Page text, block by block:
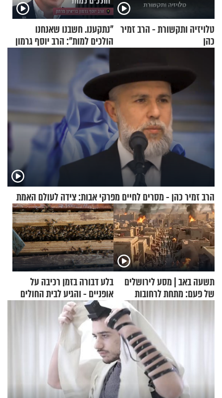
טלויזיה ותקשורת - הרב זמיר
כהן
"נתקענו. חשבנו שאנחנו
הולכים למות": הרב יוסף גרמון
בריאיון מרתק
הרב זמיר כהן - מסרים לחיים מפרקי אבות: צידה לעולם האמת
תשעה באב | מסע לירושלים
של פעם: מתחת לרחובות
בלע דבורה בזמן רכיבה על
אופניים - והגיע לבית החולים
במצב מסכן חיים